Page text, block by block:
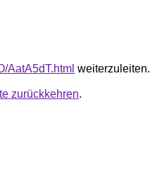
AatA5dT.html weiterzuleiten.
zurückkehren.